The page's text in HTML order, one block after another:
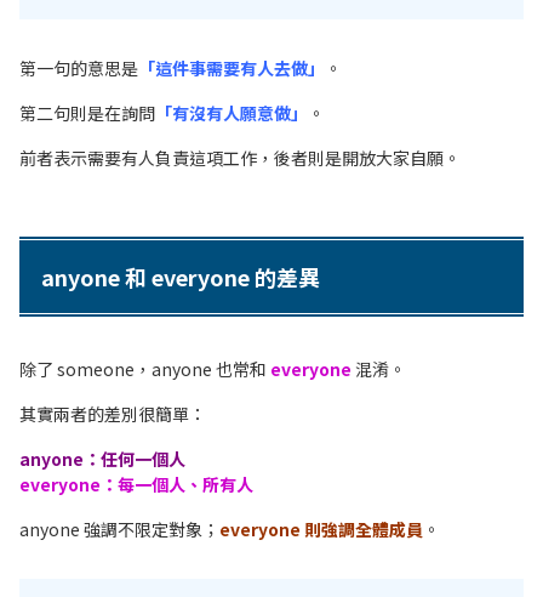
第一句的意思是 「這件事需要有人去做」
。
第二句則是在詢問 「有沒有人願意做」
。
前者表示需要有人負責這項工作，後者則是開放大家自願。
anyone 和 everyone 的差異
除了 someone，anyone 也常和 everyone 混淆。
其實兩者的差別很簡單：
anyone：任何一個人
everyone：每一個人、所有人
anyone 強調不限定對象； everyone 則強調全體成員 。